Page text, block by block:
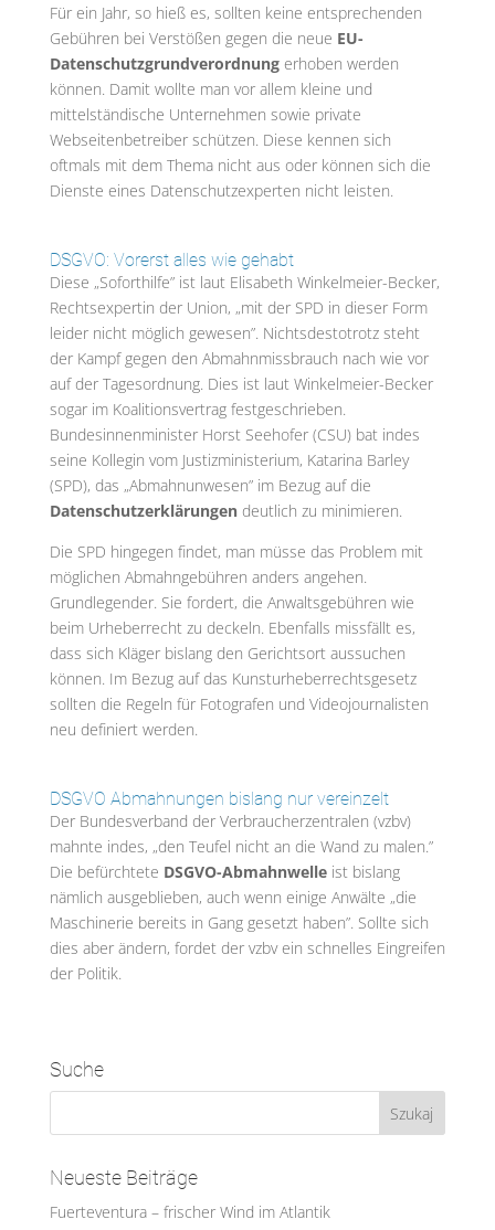
Für ein Jahr, so hieß es, sollten keine entsprechenden
Gebühren bei Verstößen gegen die neue EU-
Datenschutzgrundverordnungerhoben werden
können. Damit wollte man vor allem kleine und
mittelständische Unternehmen sowie private
Webseitenbetreiber schützen. Diese kennen sich
oftmals mit dem Thema nicht aus oder können sich die
Dienste eines Datenschutzexperten nicht leisten.
DSGVO: Vorerst alles wie gehabt
Diese „Soforthilfe” ist laut Elisabeth Winkelmeier-Becker,
Rechtsexpertin der Union, „mit der SPD in dieser Form
leider nicht möglich gewesen”. Nichtsdestotrotz steht
der Kampf gegen den Abmahnmissbrauch nach wie vor
auf der Tagesordnung. Dies ist laut Winkelmeier-Becker
sogar im Koalitionsvertrag festgeschrieben.
Bundesinnenminister Horst Seehofer (CSU) bat indes
seine Kollegin vom Justizministerium, Katarina Barley
(SPD), das „Abmahnunwesen” im Bezug auf die
Datenschutzerklärungendeutlich zu minimieren.
Die SPD hingegen findet, man müsse das Problem mit
möglichen Abmahngebühren anders angehen.
Grundlegender. Sie fordert, die Anwaltsgebühren wie
beim Urheberrecht zu deckeln. Ebenfalls missfällt es,
dass sich Kläger bislang den Gerichtsort aussuchen
können. Im Bezug auf das Kunsturheberrechtsgesetz
sollten die Regeln für Fotografen und Videojournalisten
neu definiert werden.
DSGVO Abmahnungen bislang nur vereinzelt
Der Bundesverband der Verbraucherzentralen (vzbv)
mahnte indes, „den Teufel nicht an die Wand zu malen.”
Die befürchtete DSGVO-Abmahnwelleist bislang
nämlich ausgeblieben, auch wenn einige Anwälte „die
Maschinerie bereits in Gang gesetzt haben”. Sollte sich
dies aber ändern, fordet der vzbv ein schnelles Eingreifen
der Politik.
Suche
Neueste Beiträge
Fuerteventura – frischer Wind im Atlantik